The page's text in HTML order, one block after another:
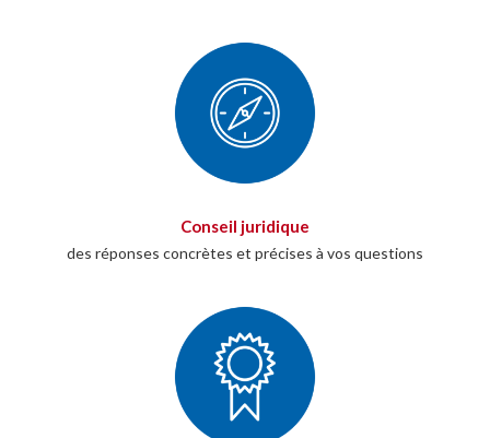
Conseil juridique
des réponses concrètes et précises à vos questions